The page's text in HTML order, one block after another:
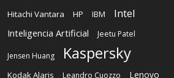
Hitachi Vantara
HP IBM Intel
Inteligencia Artificial Jeetu Patel
Jensen Huang Kaspersky
Kodak Alaris Leandro Cuozzo Lenovo